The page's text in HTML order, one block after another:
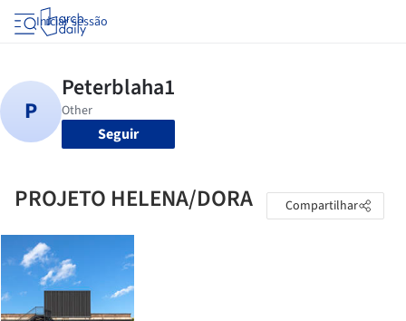
Iniciar sessão
Seguir
PROJETO HELENA/DORA Compartilhar